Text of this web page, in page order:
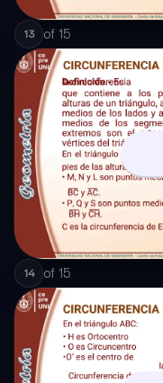
13 of 15
14 of 15